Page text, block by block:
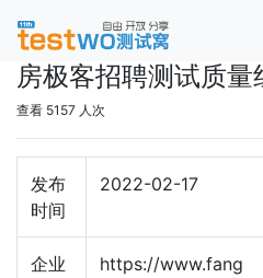
房极客招聘测试质量
查看 5157 人次
发布
时间
2022-02-17
企业
https://www.fang